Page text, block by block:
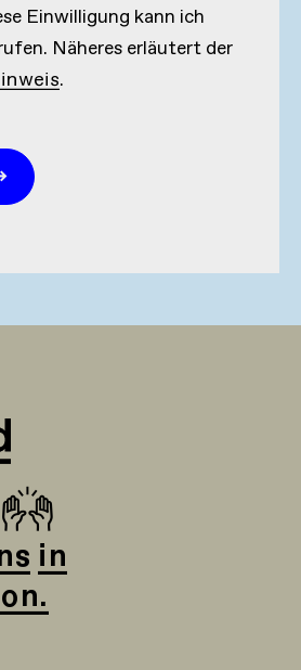
Einwilligung kann ich
Näheres erläutert der
.
🙌
in